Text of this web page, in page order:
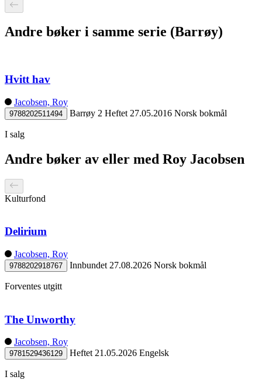
Andre bøker i samme serie (Barrøy)
Hvitt hav
Jacobsen, Roy
9788202511494 Barrøy 2 Heftet 27.05.2016 Norsk bokmål
I salg
Andre bøker av eller med Roy Jacobsen
Kulturfond
Delirium
Jacobsen, Roy
9788202918767 Innbundet 27.08.2026 Norsk bokmål
Forventes utgitt
The Unworthy
Jacobsen, Roy
9781529436129 Heftet 21.05.2026 Engelsk
I salg